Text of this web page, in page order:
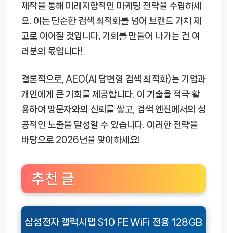
제작을 통해 미래지향적인 마케팅 전략을 수립하세
요. 이는 단순한 검색 최적화를 넘어 브랜드 가치 제
고로 이어질 것입니다. 기회를 만들어 나가는 건 여
러분의 몫입니다!
결론적으로, AEO(AI 답변형 검색 최적화)는 기업과
개인에게 큰 기회를 제공합니다. 이 기술을 적극 활
용하여 방문자와의 신뢰를 쌓고, 검색 엔진에서의 성
공적인 노출을 달성할 수 있습니다. 이러한 전략을
바탕으로 2026년을 맞이하세요!
추천 글
삼성전자 갤럭시탭 S10 FE WiFi 전용 128GB